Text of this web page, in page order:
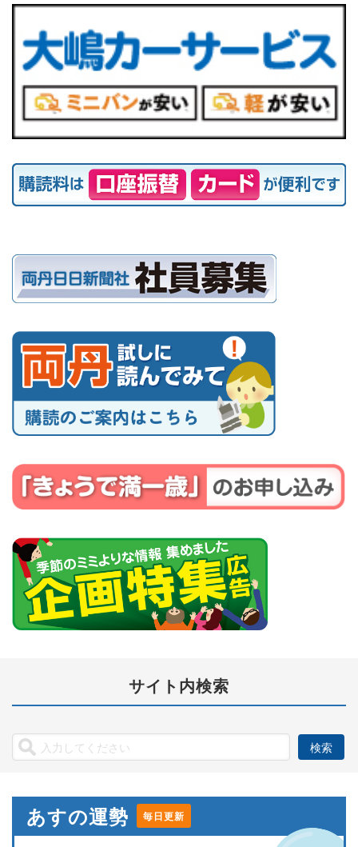
サイト内検索
あすの運勢 毎日更新